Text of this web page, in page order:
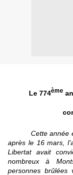
Le 774ème
Cette année
après le 16 mars,
Libertat avait
nombreux à
personnes brûlées